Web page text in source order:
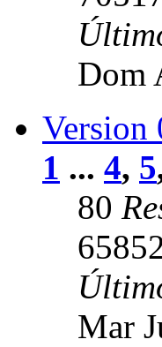
Dom
Version
1 ... 4, 5
80
Mar